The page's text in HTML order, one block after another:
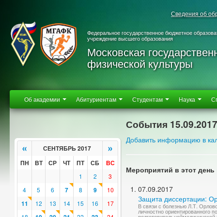
Сведения об
Федеральное государственное бюджетное
учреждение высшего образования
Московская
физической культуры
Об академии Абитуриентам Студентам Наука
« СЕНТЯБРЬ 2017 »
ПН ВТ СР ЧТ ПТ СБ ВС
1 2
3
4
5 6 7 8 9 10
11 12 13 14 15 16
17
События 15.09.2017
Добавить информацию в
Мероприятий в этот день
07.09.2017
Защита диссертации:
В связи с болезнью Л.Т.
личностно ориентированного